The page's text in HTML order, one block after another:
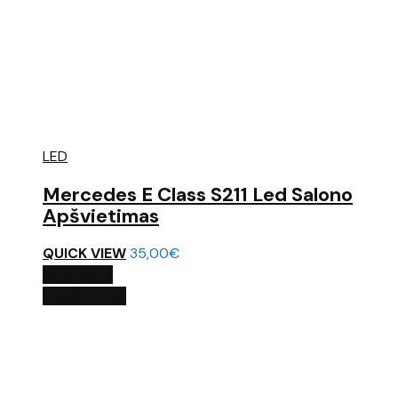
LED
Mercedes E Class S211 Led Salono
Apšvietimas
QUICK VIEW35,00€